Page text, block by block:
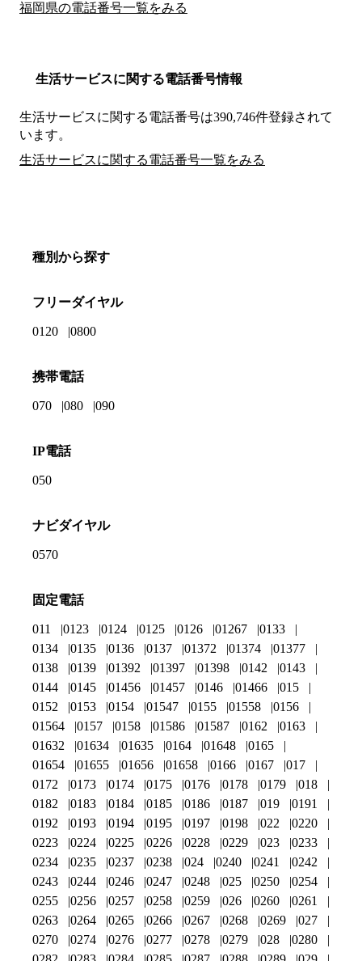
福岡県の電話番号一覧をみる
生活サービスに関する電話番号情報
生活サービスに関する電話番号は390,746件登録されて
います。
生活サービスに関する電話番号一覧をみる
種別から探す
フリーダイヤル
0120 0800
携帯電話
070 080 090
IP電話
050
ナビダイヤル
0570
固定電話
011 0123 0124 0125 0126 01267
0133
0134
0135 0136 0137 01372 01374
01377
0138
0139 01392 01397 01398 0142
0143
0144
0145 01456 01457 0146 01466
015
0152
0153 0154 01547 0155 01558
0156
01564
0157 0158 01586 01587 0162
0163
01632
01634 01635 0164 01648
0165
01654
01655 01656 01658 0166 0167
017
0172
0173 0174 0175 0176 0178 0179
018
0182
0183 0184 0185 0186 0187 019
0191
0192
0193 0194 0195 0197 0198 022
0220
0223
0224 0225 0226 0228 0229 023
0233
0234
0235 0237 0238 024 0240 0241
0242
0243
0244 0246 0247 0248 025 0250
0254
0255
0256 0257 0258 0259 026 0260
0261
0263
0264 0265 0266 0267 0268 0269
027
0270
0274 0276 0277 0278 0279 028
0280